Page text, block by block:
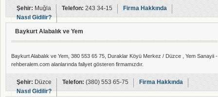
Şehir:Muğla Telefon:243 34-15
Firma Hakkında
Nasıl Gidilir?
Baykurt Alabalık ve Yem
Baykurt Alabalık ve Yem, 380 553 65 75, Duraklar Köyü Merkez / Düzce , Yem Sanayii -
rehberalem.com alanlarında faliyet gösteren firmamızdır.
Şehir:Düzce Telefon:(380) 553 65-75
Firma Hakkında
Nasıl Gidilir?